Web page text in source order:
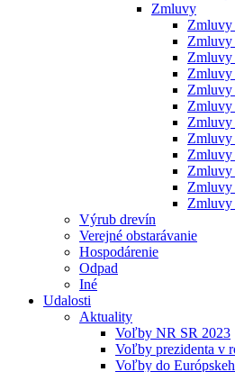
Zmluvy
Zmluvy
Zmluvy
Zmluvy
Zmluvy
Zmluvy
Zmluvy
Zmluvy
Zmluvy
Zmluvy
Zmluvy
Zmluvy
Zmluvy
Výrub drevín
Verejné obstarávanie
Hospodárenie
Odpad
Iné
Udalosti
Aktuality
Voľby NR SR 2023
Voľby prezidenta v
Voľby do